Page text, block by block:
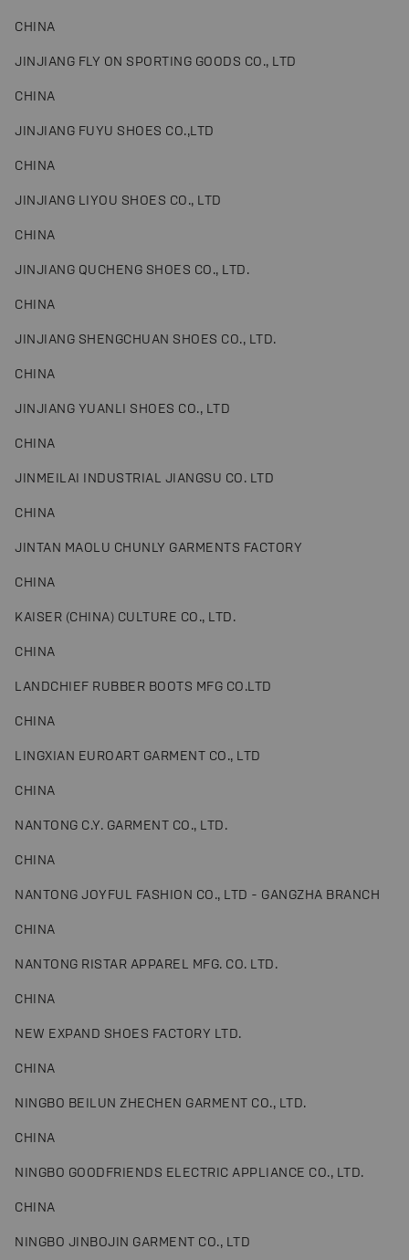
CHINA
JINJIANG FLY ON SPORTING GOODS CO., LTD
CHINA
JINJIANG FUYU SHOES CO.,LTD
CHINA
JINJIANG LIYOU SHOES CO., LTD
CHINA
JINJIANG QUCHENG SHOES CO., LTD.
CHINA
JINJIANG SHENGCHUAN SHOES CO., LTD.
CHINA
JINJIANG YUANLI SHOES CO., LTD
CHINA
JINMEILAI INDUSTRIAL JIANGSU CO. LTD
CHINA
JINTAN MAOLU CHUNLY GARMENTS FACTORY
CHINA
KAISER (CHINA) CULTURE CO., LTD.
CHINA
LANDCHIEF RUBBER BOOTS MFG CO.LTD
CHINA
LINGXIAN EUROART GARMENT CO., LTD
CHINA
NANTONG C.Y. GARMENT CO., LTD.
CHINA
NANTONG JOYFUL FASHION CO., LTD - GANGZHA BRANCH
CHINA
NANTONG RISTAR APPAREL MFG. CO. LTD.
CHINA
NEW EXPAND SHOES FACTORY LTD.
CHINA
NINGBO BEILUN ZHECHEN GARMENT CO., LTD.
CHINA
NINGBO GOODFRIENDS ELECTRIC APPLIANCE CO., LTD.
CHINA
NINGBO JINBOJIN GARMENT CO., LTD